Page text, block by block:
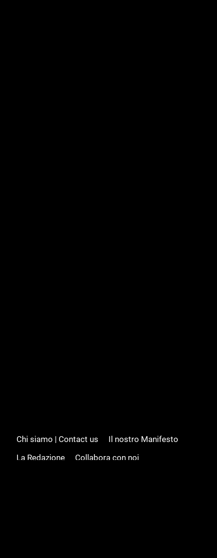
Chi siamo | Contact us
Il nostro Manifesto
La Redazione
Collabora con noi